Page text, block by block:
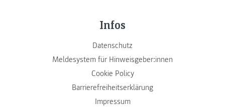
Infos
Datenschutz
Meldesystem für Hinweisgeber:innen
Cookie Policy
Barrierefreiheitserklärung
Impressum